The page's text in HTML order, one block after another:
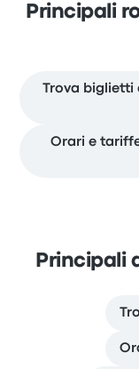
Principali
Trova biglietti
Orari e
Principali